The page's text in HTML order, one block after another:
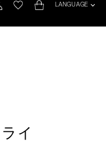
LANGUAGE
イ